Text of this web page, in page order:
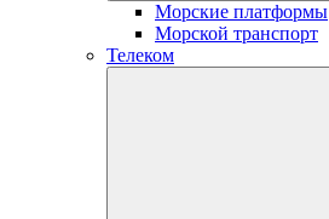
Морские платформы
Морской транспорт
Телеком